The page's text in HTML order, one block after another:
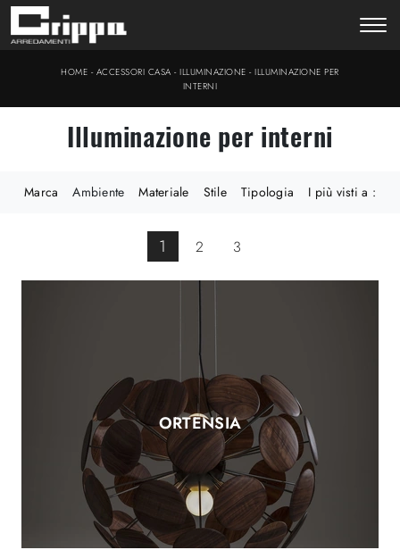
HOME - ACCESSORI CASA -ILLUMINAZIONE -ILLUMINAZIONE PER
INTERNI
Illuminazione per interni
Marca Ambiente Materiale Stile Tipologia I più visti a :
1 2 3
ORTENSIA